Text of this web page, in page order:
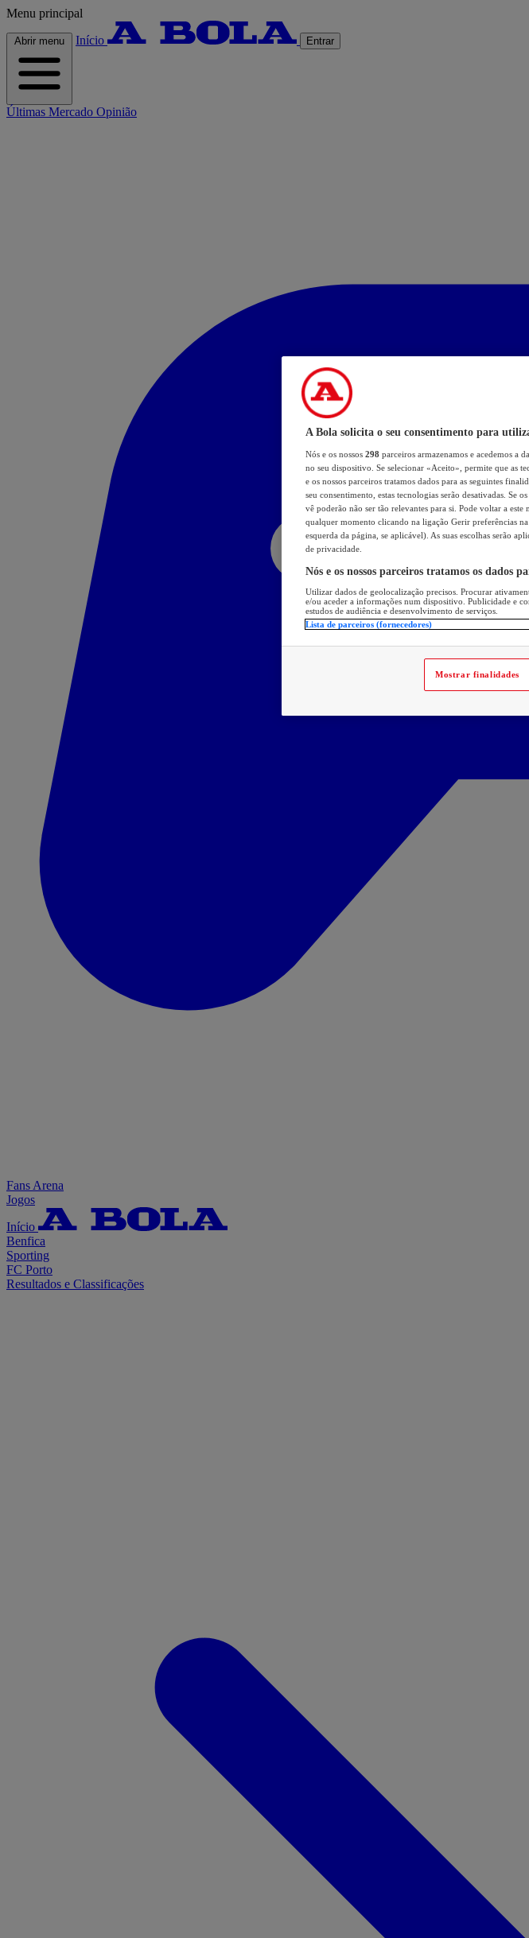
Menu principal
Abrir menu Início Entrar
Últimas Mercado Opinião
Fans Arena
Jogos
Início
Benfica
Sporting
FC Porto
Resultados e Classificações
A Bola solicita o seu consentimento para
Nós e os nossos 298 parceiros armazenamos e acedemos a
no seu dispositivo. Se selecionar «Aceito», permite que as
e os nossos parceiros tratamos dados para as seguintes
seu consentimento, estas tecnologias serão desativadas. Se
vê poderão não ser tão relevantes para si. Pode voltar a
qualquer momento clicando na ligação Gerir preferências
esquerda da página, se aplicável). As suas escolhas serão
de privacidade.
Nós e os nossos parceiros tratamos os dados
Utilizar dados de geolocalização precisos. Procurar
e/ou aceder a informações num dispositivo. Publicidade e
estudos de audiência e desenvolvimento de serviços.
Lista de parceiros (fornecedores)
Mostrar finalidades